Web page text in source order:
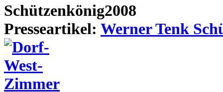
Presseartikel: Werner Tenk